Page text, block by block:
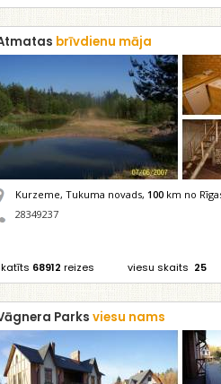
brīvdienu māja
Kurzeme, Tukuma novads, 100 km no
28349237
68912 reizes viesu skaits 25
Parks viesu nams